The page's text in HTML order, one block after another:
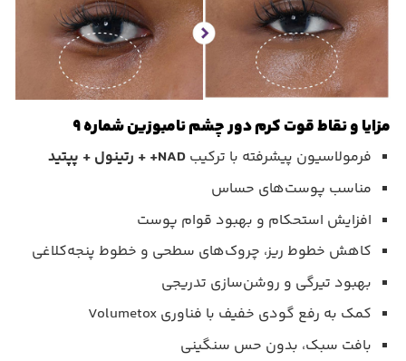
مزایا و نقاط قوت کرم دور چشم نامبوزین شماره ۹
فرمولاسیون پیشرفته با ترکیب
مناسب پوست‌های حساس
افزایش استحکام و بهبود قوام پوست
کاهش خطوط ریز، چروک‌های سطحی و خطوط پنجه‌کلاغی
بهبود تیرگی و روشن‌سازی تدریجی
کمک به رفع گودی خفیف با فناوری Volumetox
بافت سبک، بدون حس سنگینی